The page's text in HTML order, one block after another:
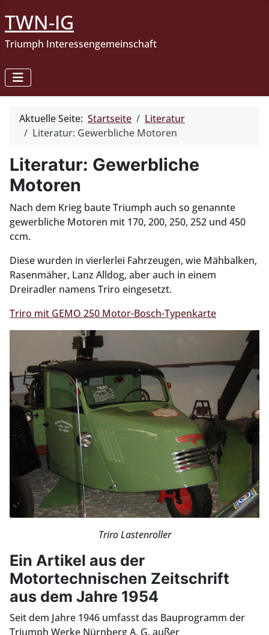
TWN-IG
Triumph Interessengemeinschaft
Aktuelle Seite: Startseite
Literatur
Literatur: Gewerbliche Motoren
Literatur: Gewerbliche
Motoren
Nach dem Krieg baute Triumph auch so genannte
gewerbliche Motoren mit 170, 200, 250, 252 und 450
ccm.
Diese wurden in vierlerlei Fahrzeugen, wie Mähbalken,
Rasenmäher, Lanz Alldog, aber auch in einem
Dreiradler namens Triro eingesetzt.
Triro mit GEMO 250 Motor-Bosch-Typenkarte
Triro Lastenroller
Ein Artikel aus der
Motortechnischen Zeitschrift
aus dem Jahre 1954
Seit dem Jahre 1946 umfasst das Bauprogramm der
Triumph Werke Nürnberg A. G. außer